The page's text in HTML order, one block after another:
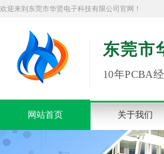
欢迎来到东莞市华贤电子科技有限公司官网！
东莞市
10年PCBA
网站首页 关于我们